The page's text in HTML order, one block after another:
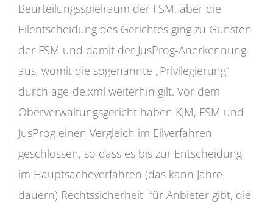
Beurteilungsspielraum der FSM, aber die
Eilentscheidung des Gerichtes ging zu Gunsten
der FSM und damit der JusProg-Anerkennung
aus, womit die sogenannte „Privilegierung“
durch age-de.xml weiterhin gilt. Vor dem
Oberverwaltungsgericht haben KJM, FSM und
JusProg einen Vergleich im Eilverfahren
geschlossen, so dass es bis zur Entscheidung
im Hauptsacheverfahren (das kann Jahre
dauern) Rechtssicherheit für Anbieter gibt, die